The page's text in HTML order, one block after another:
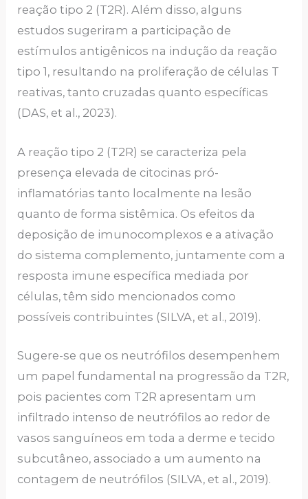
reação tipo 2 (T2R). Além disso, alguns
estudos sugeriram a participação de
estímulos antigênicos na indução da reação
tipo 1, resultando na proliferação de células T
reativas, tanto cruzadas quanto específicas
(DAS, et al., 2023).
A reação tipo 2 (T2R) se caracteriza pela
presença elevada de citocinas pró-
inflamatórias tanto localmente na lesão
quanto de forma sistêmica. Os efeitos da
deposição de imunocomplexos e a ativação
do sistema complemento, juntamente com a
resposta imune específica mediada por
células, têm sido mencionados como
possíveis contribuintes (SILVA, et al., 2019).
Sugere-se que os neutrófilos desempenhem
um papel fundamental na progressão da T2R,
pois pacientes com T2R apresentam um
infiltrado intenso de neutrófilos ao redor de
vasos sanguíneos em toda a derme e tecido
subcutâneo, associado a um aumento na
contagem de neutrófilos (SILVA, et al., 2019).